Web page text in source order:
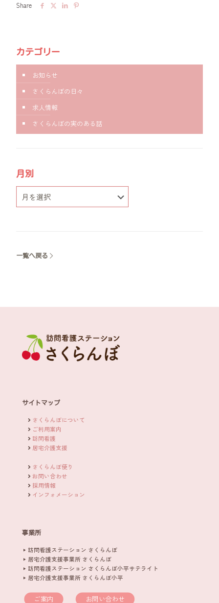
Share
カテゴリー
お知らせ
さくらんぼの日々
求人情報
さくらんぼの実のある話
月別
一覧へ戻る
サイトマップ
さくらんぼについて
ご利用案内
訪問看護
居宅介護支援
さくらんぼ便り
お問い合わせ
採用情報
インフォメーション
事業所
訪問看護ステーション さくらんぼ
居宅介護支援事業所 さくらんぼ
訪問看護ステーション さくらんぼ小平サテライト
居宅介護支援事業所 さくらんぼ小平
ご案内 お問い合わせ